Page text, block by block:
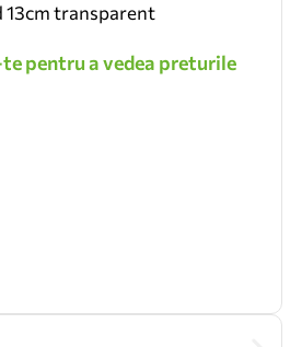
13cm transparent
pentru a vedea preturile